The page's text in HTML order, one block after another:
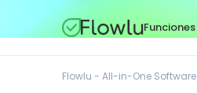
Funciones
Flowlu - All-in-One Software